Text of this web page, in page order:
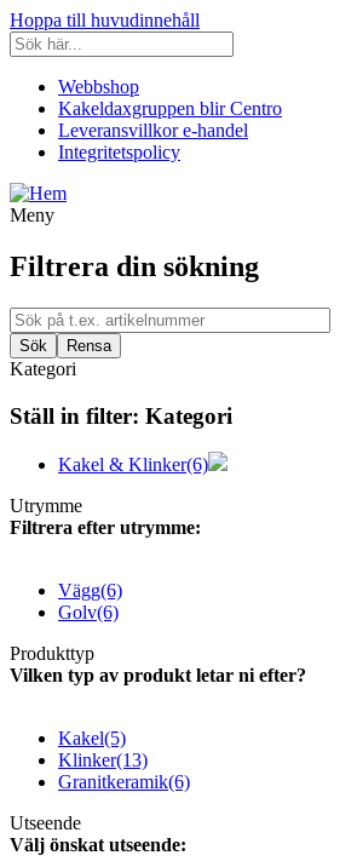
Hoppa till huvudinnehåll
Webbshop
Kakeldaxgruppen blir Centro
Leveransvillkor e-handel
Integritetspolicy
Meny
Filtrera din sökning
Kategori
Ställ in filter: Kategori
Kakel & Klinker(6)
Utrymme
Filtrera efter utrymme:
Vägg(6)
Golv(6)
Produkttyp
Vilken typ av produkt letar ni efter?
Kakel(5)
Klinker(13)
Granitkeramik(6)
Utseende
Välj önskat utseende: